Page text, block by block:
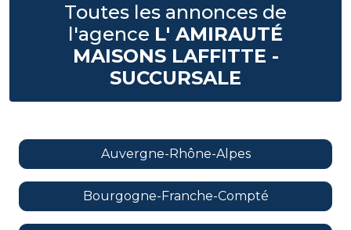
Toutes les annonces de
l'agence L' AMIRAUTÉ
MAISONS LAFFITTE -
SUCCURSALE
Auvergne-Rhône-Alpes
Bourgogne-Franche-Compté